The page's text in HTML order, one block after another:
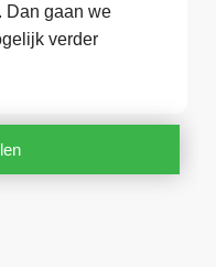
Dan gaan we
verder